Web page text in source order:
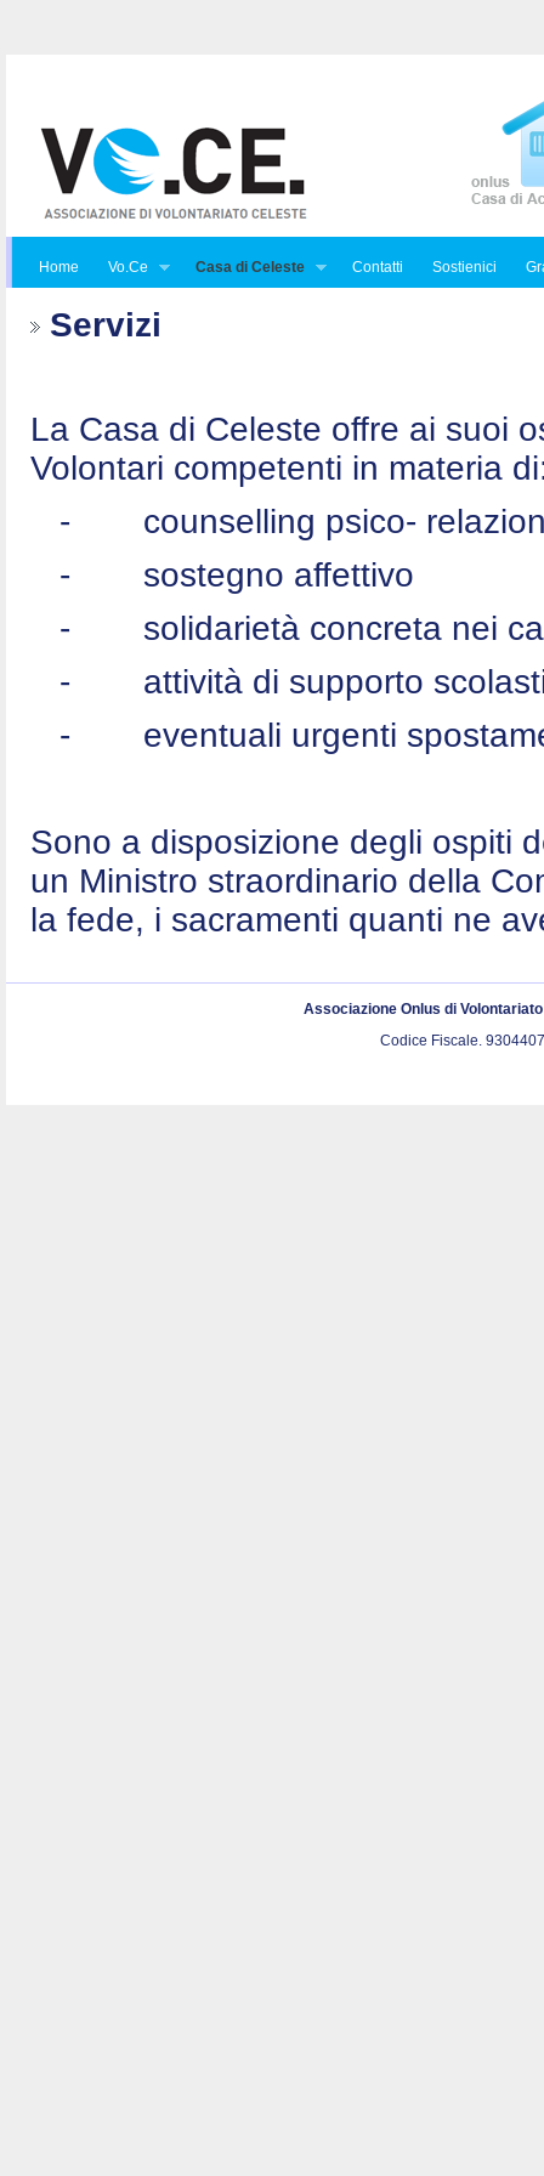
Home Vo.Ce Casa di Celeste Contatti Sostienici
Servizi
La Casa di Celeste offre ai suoi
Volontari competenti in materia
-
counselling psico-
-
sostegno affettivo
-
solidarietà concreta nei
-
attività di supporto
-
eventuali urgenti
Sono a disposizione degli ospiti
un Ministro straordinario della
la fede, i sacramenti quanti ne
Associazione Onlus di
Codice Fiscale.